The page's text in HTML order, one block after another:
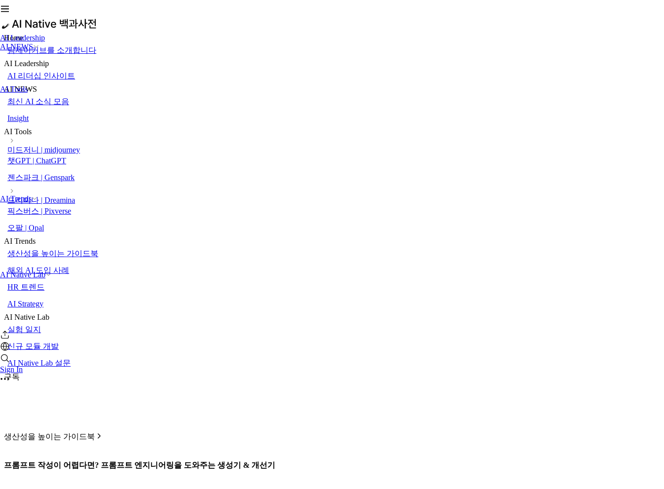
AI Leadership
AI NEWS
AI Tools
AI Trends
AI Native Lab
Sign In
Home
팀제이커브를 소개합니다
AI Leadership
AI 리더십 인사이트
AI NEWS
최신 AI 소식 모음
Insight
AI Tools
미드저니 | midjourney
챗GPT | ChatGPT
젠스파크 | Genspark
드리미나 | Dreamina
픽스버스 | Pixverse
오팔 | Opal
AI Trends
생산성을 높이는 가이드북
해외 AI 도입 사례
HR 트렌드
AI Strategy
AI Native Lab
실험 일지
신규 모듈 개발
AI Native Lab 설문
구독
생산성을 높이는 가이드북
프롬프트 작성이 어렵다면? 프롬프트 엔지니어링을 도와주는 생성기 & 개선기